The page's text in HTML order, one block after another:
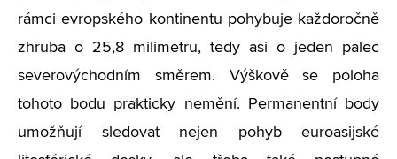
rámci evropského kontinentu pohybuje každoročně
zhruba o 25,8 milimetru, tedy asi o jeden palec
severovýchodním směrem. Výškově se poloha
tohoto bodu prakticky nemění. Permanentní body
umožňují sledovat nejen pohyb euroasijské